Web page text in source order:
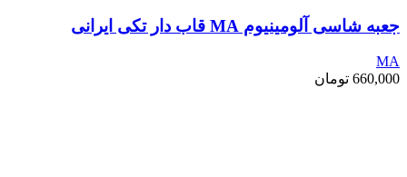
جعبه شاسی آلومینیوم MA قاب دار تکی ایرانی
MA
660,000 تومان